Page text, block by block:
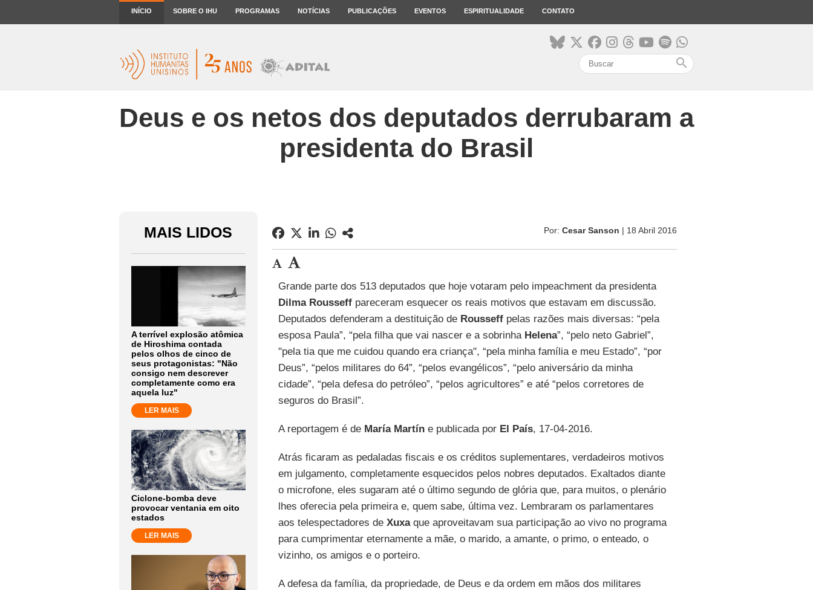
INÍCIO SOBRE O IHU PROGRAMAS NOTÍCIAS PUBLICAÇÕES EVENTOS ESPIRITUALIDADE CONTATO
search
Deus e os netos dos deputados derrubaram a
presidenta do Brasil
MAIS LIDOS
A terrível explosão atômica
de Hiroshima contada
pelos olhos de cinco de
seus protagonistas: "Não
consigo nem descrever
completamente como era
aquela luz"
LER MAIS
Ciclone-bomba deve
provocar ventania em oito
estados
LER MAIS
Por: Cesar Sanson | 18 Abril 2016
Grande parte dos 513 deputados que hoje votaram pelo impeachment da presidenta
Dilma Rousseffpareceram esquecer os reais motivos que estavam em discussão.
Deputados defenderam a destituição de Rousseffpelas razões mais diversas: “pela
esposa Paula”, “pela filha que vai nascer e a sobrinha Helena”, “pelo neto Gabriel”,
"pela tia que me cuidou quando era criança", “pela minha família e meu Estado”, “por
Deus”, “pelos militares do 64”, “pelos evangélicos”, “pelo aniversário da minha
cidade”, “pela defesa do petróleo”, “pelos agricultores” e até “pelos corretores de
seguros do Brasil”.
A reportagem é de María Martíne publicada por El País, 17-04-2016.
Atrás ficaram as pedaladas fiscais e os créditos suplementares, verdadeiros motivos
em julgamento, completamente esquecidos pelos nobres deputados. Exaltados diante
o microfone, eles sugaram até o último segundo de glória que, para muitos, o plenário
lhes oferecia pela primeira e, quem sabe, última vez. Lembraram os parlamentares
aos telespectadores de Xuxaque aproveitavam sua participação ao vivo no programa
para cumprimentar eternamente a mãe, o marido, a amante, o primo, o enteado, o
vizinho, os amigos e o porteiro.
A defesa da família, da propriedade, de Deus e da ordem em mãos dos militares